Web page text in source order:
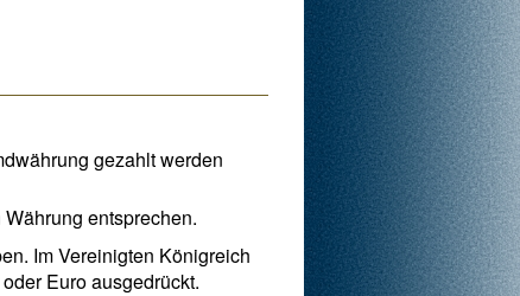
gezahlt werden
entsprechen.
Im Vereinigten Königreich
Euro ausgedrückt.